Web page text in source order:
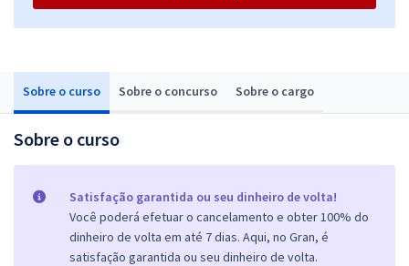
Sobre o curso Sobre o concurso Sobre o cargo
Sobre o curso
Satisfação garantida ou seu dinheiro de volta!
Você poderá efetuar o cancelamento e obter 100% do
dinheiro de volta em até 7 dias. Aqui, no Gran, é
satisfação garantida ou seu dinheiro de volta.